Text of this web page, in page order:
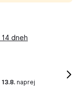
dneh
naprej